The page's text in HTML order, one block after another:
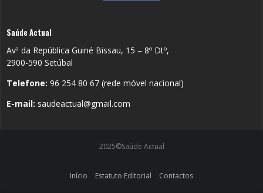
Saúde Actual
Avª da República Guiné Bissau, 15 – 8º Dtº,
2900-590 Setúbal
Telefone: 96 254 80 67 (rede móvel nacional)
E-mail: saudeactual@gmail.com
2025©Saúde Actual
Início Estatuto Editorial Contactos